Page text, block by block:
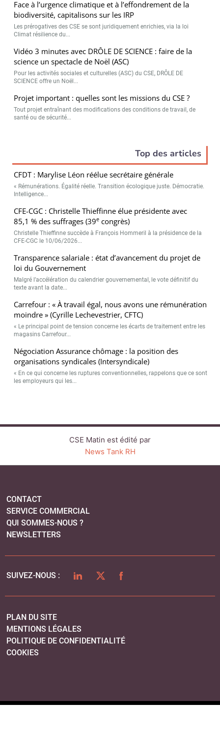
Face à l’urgence climatique et à l’effondrement de la
biodiversité, capitalisons sur les IRP
Les prérogatives des CSE se sont juridiquement enrichies, via la loi
Climat résilience du...
Vidéo 3 minutes avec DRÔLE DE SCIENCE : faire de la
science un spectacle de Noël (ASC)
Pour les activités sociales et culturelles (ASC) du CSE, DRÔLE DE
SCIENCE offre un Noël...
Projet important : quelles sont les missions du CSE ?
Tout projet entraînant des modifications des conditions de travail, de
santé ou de sécurité...
Top des articles
CFDT : Marylise Léon réélue secrétaire générale
« Rémunérations. Égalité réelle. Transition écologique juste. Démocratie.
Intelligence...
CFE-CGC : Christelle Thieffinne élue présidente avec
85,1 % des suffrages (39e congrès)
Christelle Thieffinne succède à François Hommeril à la présidence de la
CFE-CGC le 10/06/2026...
Transparence salariale : état d’avancement du projet de
loi du Gouvernement
Malgré l’accélération du calendrier gouvernemental, le vote définitif du
texte avant la date...
Carrefour : « À travail égal, nous avons une rémunération
moindre » (Cyrille Lechevestrier, CFTC)
« Le principal point de tension concerne les écarts de traitement entre les
magasins Carrefour...
Négociation Assurance chômage : la position des
organisations syndicales (Intersyndicale)
« En ce qui concerne les ruptures conventionnelles, rappelons que ce sont
les employeurs qui les...
CSE Matin est édité par
News Tank RH
CONTACT
SERVICE COMMERCIAL
QUI SOMMES-NOUS ?
NEWSLETTERS
SUIVEZ-NOUS : LINKEDINTWITTERFACEBOOK
PLAN DU SITE
MENTIONS LÉGALES
POLITIQUE DE CONFIDENTIALITÉ
COOKIES